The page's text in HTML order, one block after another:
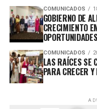
COMUNICADOS
GOBIERNO DE
CRECIMIENTO
COMUNICADOS
LAS RAÍCES SE
PARA CRECER